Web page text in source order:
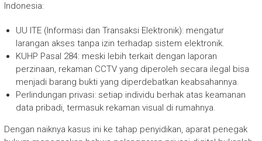
Indonesia:
UU ITE (Informasi dan Transaksi Elektronik): mengatur
larangan akses tanpa izin terhadap sistem elektronik.
KUHP Pasal 284: meski lebih terkait dengan laporan
perzinaan, rekaman CCTV yang diperoleh secara ilegal bisa
menjadi barang bukti yang diperdebatkan keabsahannya.
Perlindungan privasi: setiap individu berhak atas keamanan
data pribadi, termasuk rekaman visual di rumahnya.
Dengan naiknya kasus ini ke tahap penyidikan, aparat penegak